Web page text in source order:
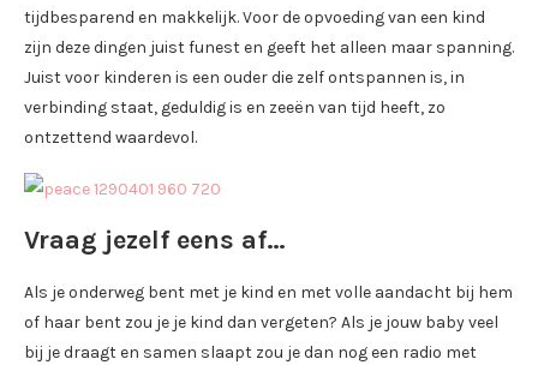
tijdbesparend en makkelijk. Voor de opvoeding van een kind
zijn deze dingen juist funest en geeft het alleen maar spanning.
Juist voor kinderen is een ouder die zelf ontspannen is, in
verbinding staat, geduldig is en zeeën van tijd heeft, zo
ontzettend waardevol.
Vraag jezelf eens af…
Als je onderweg bent met je kind en met volle aandacht bij hem
of haar bent zou je je kind dan vergeten? Als je jouw baby veel
bij je draagt en samen slaapt zou je dan nog een radio met